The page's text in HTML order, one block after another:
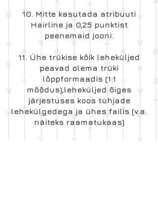
10. Mitte kasutada atribuuti
Hairline ja 0,25 punktist
peenemaid jooni.
11. Ühe trükise kõik leheküljed
peavad olema trüki
lõppformaadis (1:1
mõõdus),leheküljed õiges
järjestuses koos tühjade
lehekülgedega ja ühes failis (v.a.
näiteks raamatukaas)